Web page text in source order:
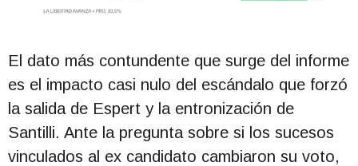
El dato más contundente que surge del informe
es el impacto casi nulo del escándalo que forzó
la salida de Espert y la entronización de
Santilli. Ante la pregunta sobre si los sucesos
vinculados al ex candidato cambiaron su voto,